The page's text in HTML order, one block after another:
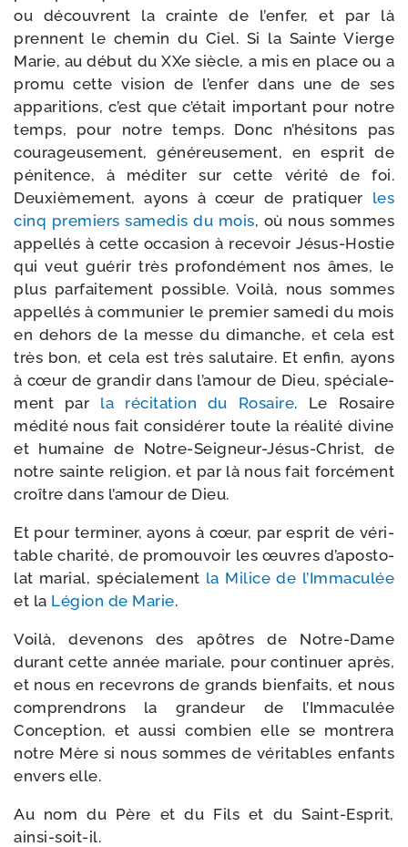
ou découvrent la crainte de l’en­fer, et par là
prennent le che­min du Ciel. Si la Sainte Vierge
Marie, au début du XXe siècle, a mis en place ou a
pro­mu cette vision de l’en­fer dans une de ses
appa­ri­tions, c’est que c’é­tait impor­tant pour notre
temps, pour notre temps. Donc n’hé­si­tons pas
cou­ra­geu­se­ment, géné­reu­se­ment, en esprit de
péni­tence, à médi­ter sur cette véri­té de foi.
Deuxièmement, ayons à cœur de pra­ti­quer les
cinq pre­miers same­dis du mois, où nous sommes
appel­lés à cette occa­sion à rece­voir Jésus-​Hostie
qui veut gué­rir très pro­fon­dé­ment nos âmes, le
plus par­fai­te­ment pos­sible. Voilà, nous sommes
appel­lés à com­mu­nier le pre­mier same­di du mois
en dehors de la messe du dimanche, et cela est
très bon, et cela est très salu­taire. Et enfin, ayons
à cœur de gran­dir dans l’a­mour de Dieu, spé­cia­le­
ment par la réci­ta­tion du Rosaire. Le Rosaire
médi­té nous fait consi­dé­rer toute la réa­li­té divine
et humaine de Notre-​Seigneur-​Jésus-​Christ, de
notre sainte reli­gion, et par là nous fait for­cé­ment
croître dans l’a­mour de Dieu.
Et pour ter­mi­ner, ayons à cœur, par esprit de véri­
table cha­ri­té, de pro­mou­voir les œuvres d’a­pos­to­
lat marial, spé­cia­le­ment la Milice de l’Immaculée
et la Légion de Marie.
Voilà, deve­nons des apôtres de Notre-​Dame
durant cette année mariale, pour conti­nuer après,
et nous en rece­vrons de grands bien­faits, et nous
com­pren­drons la gran­deur de l’Immaculée
Conception, et aus­si com­bien elle se mon­tre­ra
notre Mère si nous sommes de véri­tables enfants
envers elle.
Au nom du Père et du Fils et du Saint-​Esprit,
ainsi-soit-il.